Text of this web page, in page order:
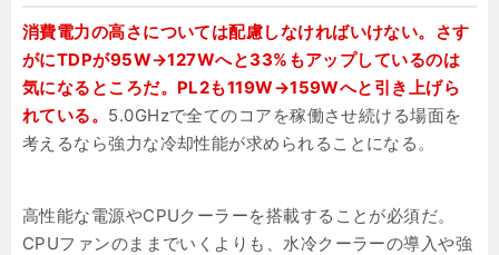
消費電力の高さについては配慮しなければいけない。さす
がにTDPが95W→127Wへと33%もアップしているのは
気になるところだ。PL2も119W→159Wへと引き上げら
れている。 5.0GHzで全てのコアを稼働させ続ける場面を
考えるなら強力な冷却性能が求められることになる。
高性能な電源やCPUクーラーを搭載することが必須だ。
CPUファンのままでいくよりも、水冷クーラーの導入や強